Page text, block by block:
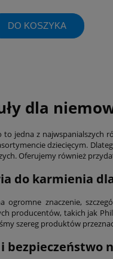
DO KOSZYKA
dla
to jedna z najwspanialszych
dziecięcym.
Oferujemy również
do karmienia
ogromne znaczenie,
producentów, takich jak
szereg produktów
bezpieczeństwo